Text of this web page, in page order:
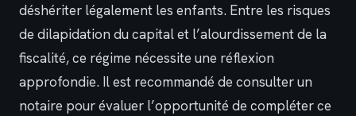
déshériter légalement les enfants. Entre les risques
de dilapidation du capital et l’alourdissement de la
fiscalité, ce régime nécessite une réflexion
approfondie. Il est recommandé de consulter un
notaire pour évaluer l’opportunité de compléter ce